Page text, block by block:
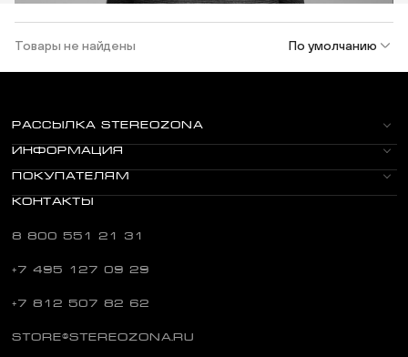
Товары не найдены По умолчанию
РАССЫЛКА STEREOZONA
ИНФОРМАЦИЯ
ПОКУПАТЕЛЯМ
КОНТАКТЫ
8 800 551 21 31
+7 495 127 09 29
+7 812 507 82 62
STORE@STEREOZONA.RU